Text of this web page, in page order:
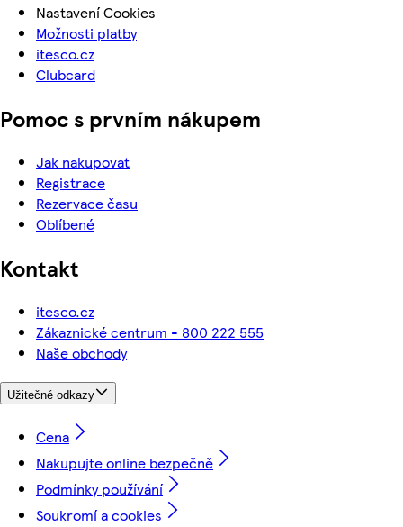
Nastavení Cookies
Možnosti platby
itesco.cz
Clubcard
Pomoc s prvním nákupem
Jak nakupovat
Registrace
Rezervace času
Oblíbené
Kontakt
itesco.cz
Zákaznické centrum - 800 222 555
Naše obchody
Užitečné odkazy
Cena
Nakupujte online bezpečně
Podmínky používání
Soukromí a cookies